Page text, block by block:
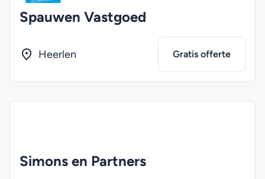
Spauwen Vastgoed
Heerlen Gratis offerte
Simons en Partners